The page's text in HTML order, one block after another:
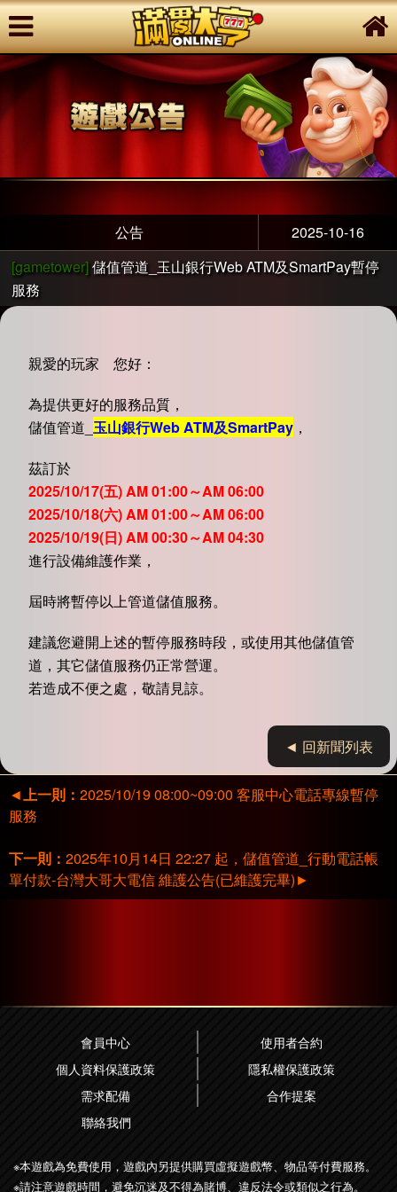
公告
2025-10-16
[gametower]儲值管道_玉山銀行Web ATM及SmartPay暫停
服務
親愛的玩家 您好：
為提供更好的服務品質，
儲值管道_ 玉山銀行Web ATM及SmartPay ，
茲訂於
2025/10/17(五) AM 01:00～AM 06:00
2025/10/18(六) AM 01:00～AM 06:00
2025/10/19(日) AM 00:30～AM 04:30
進行設備維護作業，
屆時將暫停以上管道儲值服務。
建議您避開上述的暫停服務時段，或使用其他儲值管
道，其它儲值服務仍正常營運。
若造成不便之處，敬請見諒。
◄ 回新聞列表
◄上一則： 2025/10/19 08:00~09:00 客服中心電話專線暫停
服務
下一則： 2025年10月14日 22:27 起，儲值管道_行動電話帳
單付款-台灣大哥大電信 維護公告(已維護完畢)►
會員中心
使用者合約
個人資料保護政策
隱私權保護政策
需求配備
合作提案
聯絡我們
※本遊戲為免費使用，遊戲內另提供購買虛擬遊戲幣、物品等付費服務。
※請注意遊戲時間，避免沉迷及不得為賭博、違反法令或類似之行為。